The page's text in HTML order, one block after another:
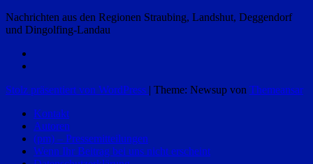
Nachrichten aus den Regionen Straubing, Landshut, Deggendorf
und Dingolfing-Landau
Stolz präsentiert von WordPress | Theme: Newsup von Themeansar
Kontakt
Autoren
(pm) – Pressemitteilungen
Wenn Ihr Beitrag bei uns nicht erscheint